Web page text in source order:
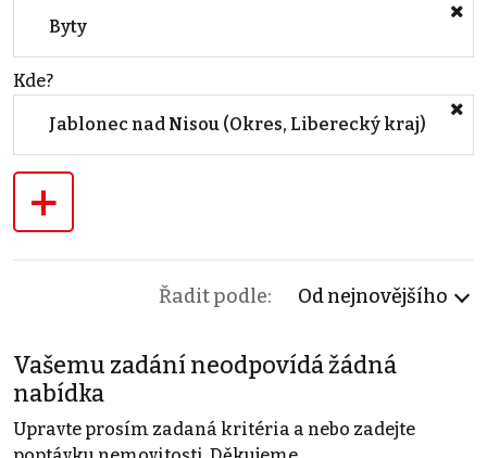
Byty
Kde?
Jablonec nad Nisou (Okres, Liberecký kraj)
+
Řadit podle: Od nejnovějšího
Vašemu zadání neodpovídá žádná
nabídka
Upravte prosím zadaná kritéria a nebo zadejte